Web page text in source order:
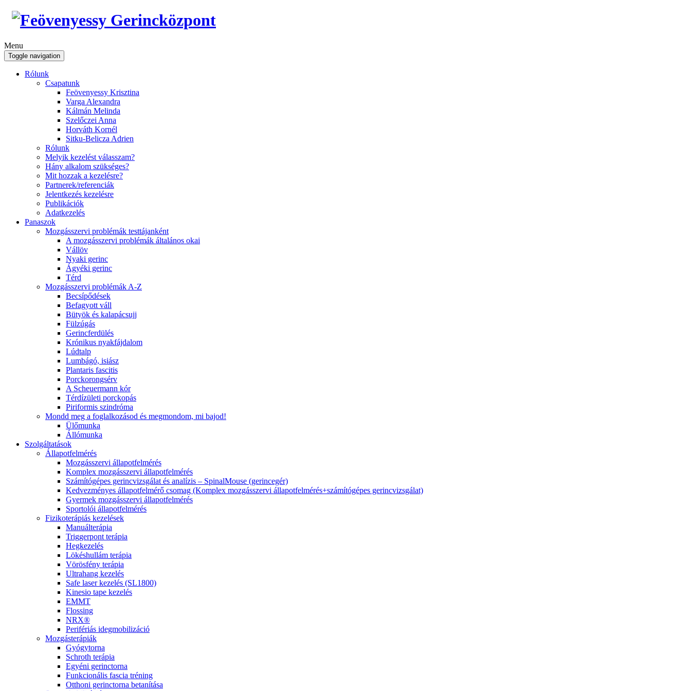
Menu
Toggle navigation
Rólunk
Csapatunk
Feövenyessy Krisztina
Varga Alexandra
Kálmán Melinda
Szelőczei Anna
Horváth Kornél
Sitku-Belicza Adrien
Rólunk
Melyik kezelést válasszam?
Hány alkalom szükséges?
Mit hozzak a kezelésre?
Partnerek/referenciák
Jelentkezés kezelésre
Publikációk
Adatkezelés
Panaszok
Mozgásszervi problémák testtájanként
A mozgásszervi problémák általános okai
Vállöv
Nyaki gerinc
Ágyéki gerinc
Térd
Mozgásszervi problémák A-Z
Becsípődések
Befagyott váll
Bütyök és kalapácsujj
Fülzúgás
Gerincferdülés
Krónikus nyakfájdalom
Lúdtalp
Lumbágó, isiász
Plantaris fascitis
Porckorongsérv
A Scheuermann kór
Térdízületi porckopás
Piriformis szindróma
Mondd meg a foglalkozásod és megmondom, mi bajod!
Ülőmunka
Állómunka
Szolgáltatások
Állapotfelmérés
Mozgásszervi állapotfelmérés
Komplex mozgásszervi állapotfelmérés
Számítógépes gerincvizsgálat és analízis – SpinalMouse (gerincegér)
Kedvezményes állapotfelmérő csomag (Komplex mozgásszervi állapotfelmérés+számítógépes gerincvizsgálat)
Gyermek mozgásszervi állapotfelmérés
Sportolói állapotfelmérés
Fizikoterápiás kezelések
Manuálterápia
Triggerpont terápia
Hegkezelés
Lökéshullám terápia
Vörösfény terápia
Ultrahang kezelés
Safe laser kezelés (SL1800)
Kinesio tape kezelés
EMMT
Flossing
NRX®
Perifériás idegmobilizáció
Mozgásterápiák
Gyógytorna
Schroth terápia
Egyéni gerinctorna
Funkcionális fascia tréning
Otthoni gerinctorna betanítása